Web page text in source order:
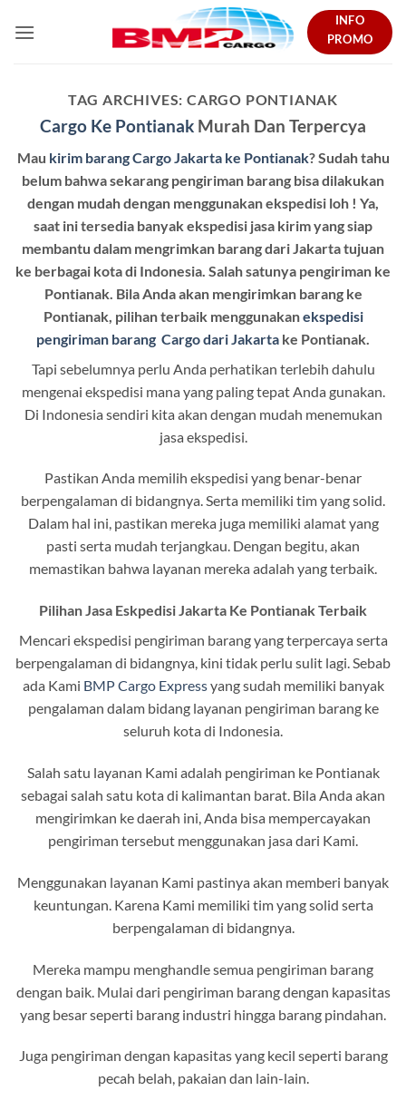
INFO
PROMO
TAG ARCHIVES:CARGO PONTIANAK
Cargo Ke Pontianak Murah Dan Terpercya
Mau kirim barang Cargo Jakarta ke Pontianak? Sudah tahu
belum bahwa sekarang pengiriman barang bisa dilakukan
dengan mudah dengan menggunakan ekspedisi loh ! Ya,
saat ini tersedia banyak ekspedisi jasa kirim yang siap
membantu dalam mengrimkan barang dari Jakarta tujuan
ke berbagai kota di Indonesia. Salah satunya pengiriman ke
Pontianak. Bila Anda akan mengirimkan barang ke
Pontianak, pilihan terbaik menggunakanekspedisi
pengiriman barang Cargo dari Jakarta ke Pontianak.
Tapi sebelumnya perlu Anda perhatikan terlebih dahulu
mengenai ekspedisi mana yang paling tepat Anda gunakan.
Di Indonesia sendiri kita akan dengan mudah menemukan
jasa ekspedisi.
Pastikan Anda memilih ekspedisi yang benar-benar
berpengalaman di bidangnya. Serta memiliki tim yang solid.
Dalam hal ini, pastikan mereka juga memiliki alamat yang
pasti serta mudah terjangkau. Dengan begitu, akan
memastikan bahwa layanan mereka adalah yang terbaik.
Pilihan Jasa Eskpedisi Jakarta Ke Pontianak Terbaik
Mencari ekspedisi pengiriman barang yang terpercaya serta
berpengalaman di bidangnya, kini tidak perlu sulit lagi. Sebab
ada Kami BMP Cargo Expressyang sudah memiliki banyak
pengalaman dalam bidang layanan pengiriman barang ke
seluruh kota di Indonesia.
Salah satu layanan Kami adalah pengiriman ke Pontianak
sebagai salah satu kota di kalimantan barat. Bila Anda akan
mengirimkan ke daerah ini, Anda bisa mempercayakan
pengiriman tersebut menggunakan jasa dari Kami.
Menggunakan layanan Kami pastinya akan memberi banyak
keuntungan. Karena Kami memiliki tim yang solid serta
berpengalaman di bidangnya.
Mereka mampu menghandle semua pengiriman barang
dengan baik. Mulai dari pengiriman barang dengan kapasitas
yang besar seperti barang industri hingga barang pindahan.
Juga pengiriman dengan kapasitas yang kecil seperti barang
pecah belah, pakaian dan lain-lain.